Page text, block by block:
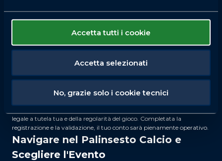
Accetta tutti i cookie
Accetta selezionati
No, grazie solo i cookie tecnici
valido e i dati di residenza. È importante inserire informazioni veritiere
e corrette, poiché verranno verificate.
Dovrai anche scegliere un nome utente e una password sicura per
deposito settimanali, uno strumento utile per promuovere un
termini e le condizioni e conferma la registrazione
Riceverai probabilmente un'email di conferma per attivare l'account.
Ricorda che, per poter prelevare le vincite, dovrai completare la
procedura inviando una copia di un tuo documento d'identità valido
legale a tutela tua e della regolarità del gioco. Completata la
registrazione e la validazione, il tuo conto sarà pienamente operativo.
Navigare nel Palinsesto Calcio e
Scegliere l'Evento